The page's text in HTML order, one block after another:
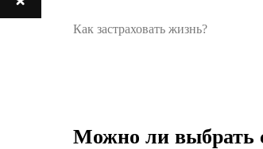
Как застраховать жизнь?
Можно ли выбрать